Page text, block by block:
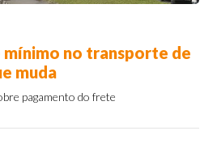
no transporte de
muda
pagamento do frete